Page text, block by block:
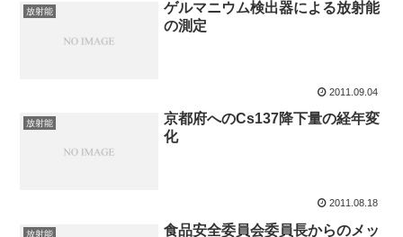
放射能
ゲルマニウム検出器による放射能
の測定
2011.09.04
放射能
京都府へのCs137降下量の経年変
化
2011.08.18
放射能
食品安全委員会委員長からのメッ